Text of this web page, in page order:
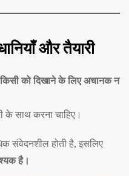
और तैयारी
किसी को दिखाने के लिए अचानक न
साथ करना चाहिए।
संवेदनशील होती है, इसलिए
है।